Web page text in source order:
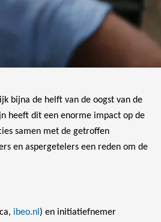
bijna de helft van de oogst van de
heeft dit een enorme impact op de
samen met de getroffen
en aspergetelers een reden om de
ibeo.nl ) en initiatiefnemer